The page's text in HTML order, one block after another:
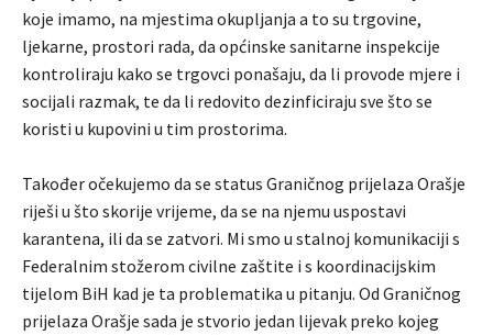
koje imamo, na mjestima okupljanja a to su trgovine,
ljekarne, prostori rada, da općinske sanitarne inspekcije
kontroliraju kako se trgovci ponašaju, da li provode mjere i
socijali razmak, te da li redovito dezinficiraju sve što se
koristi u kupovini u tim prostorima.
Također očekujemo da se status Graničnog prijelaza Orašje
riješi u što skorije vrijeme, da se na njemu uspostavi
karantena, ili da se zatvori. Mi smo u stalnoj komunikaciji s
Federalnim stožerom civilne zaštite i s koordinacijskim
tijelom BiH kad je ta problematika u pitanju. Od Graničnog
prijelaza Orašje sada je stvorio jedan lijevak preko kojeg